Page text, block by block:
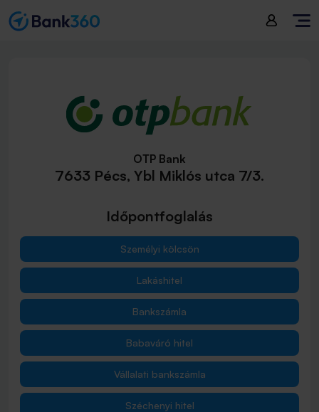
OTP Bank
7633 Pécs, Ybl Miklós utca 7/3.
Időpontfoglalás
Személyi kölcsön
Lakáshitel
Bankszámla
Babaváró hitel
Vállalati bankszámla
Széchenyi hitel